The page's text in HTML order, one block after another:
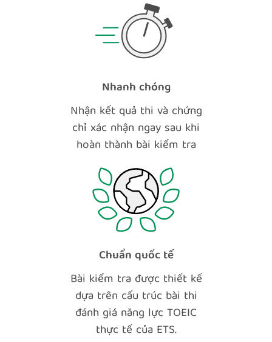
Nhanh chóng
Nhận kết quả thi và chứng
chỉ xác nhận ngay sau khi
hoàn thành bài kiểm tra
Chuẩn quốc tế
Bài kiểm tra được thiết kế
dựa trên cấu trúc bài thi
đánh giá năng lực TOEIC
thực tế của ETS.